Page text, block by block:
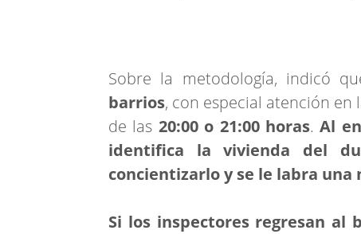
Sobre la metodología, indicó
barrios, con especial atención en
de las 20:00 o 21:00 horas.Al
identifica la vivienda del
concientizarlo y se le labra una
Si los inspectores regresan al